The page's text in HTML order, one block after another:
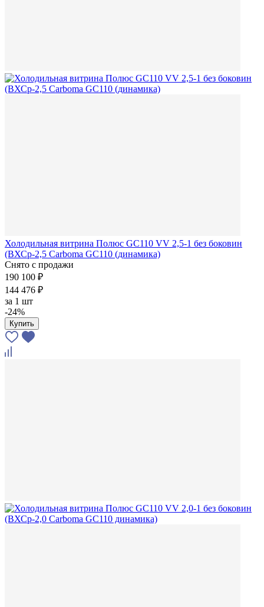
Холодильная витрина Полюс GC110 VV 2,5-1 без боковин
(ВХСр-2,5 Carboma GC110 (динамика)
Снято с продажи
190 100 ₽
144 476 ₽
за 1 шт
-24%
Купить